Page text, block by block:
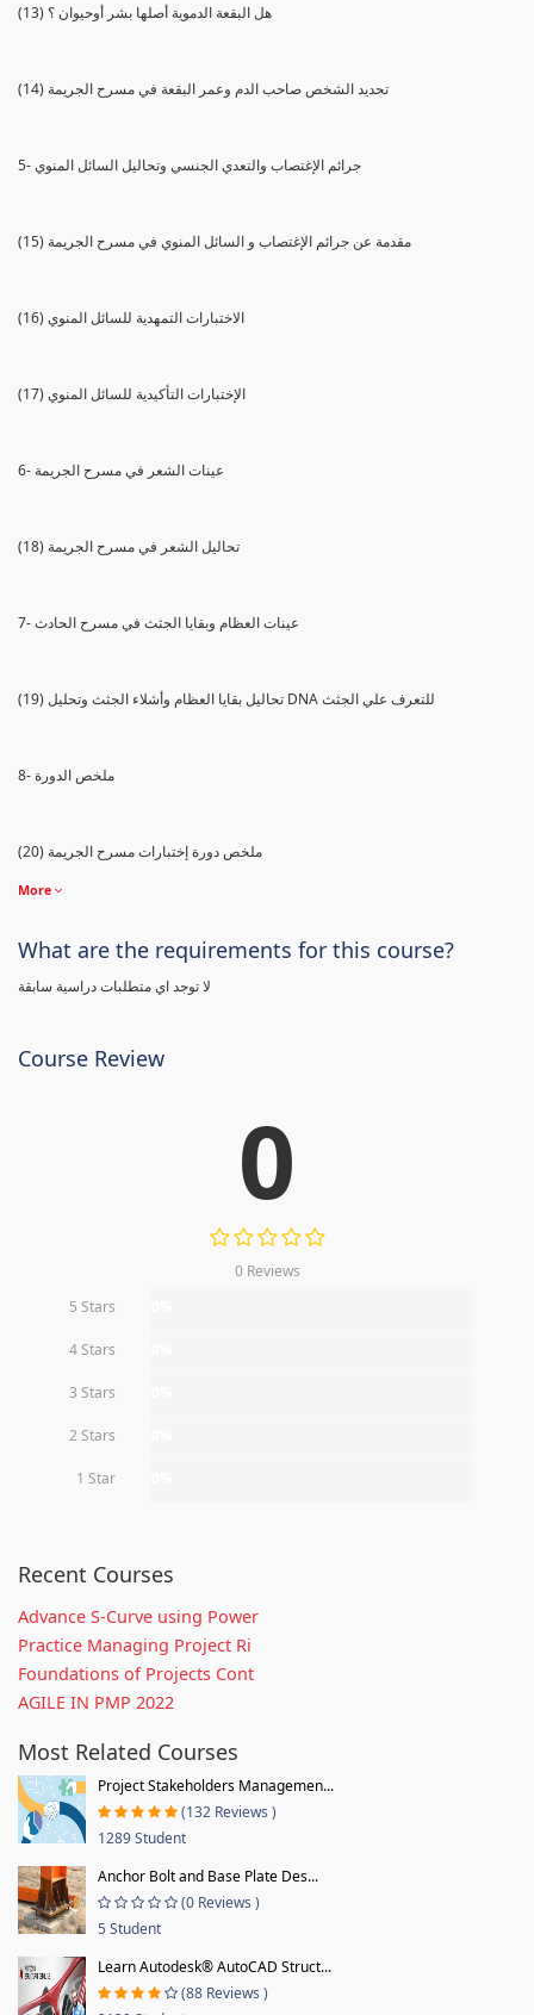
(13) هل البقعة الدموية أصلها بشر أوحيوان ؟
(14) تحديد الشخص صاحب الدم وعمر البقعة في مسرح الجريمة
5- جرائم الإغتصاب والتعدي الجنسي وتحاليل السائل المنوي
(15) مقدمة عن جرائم الإغتصاب و السائل المنوي في مسرح الجريمة
(16) الاختبارات التمهدية للسائل المنوي
(17) الإختبارات التأكيدية للسائل المنوي
6- عينات الشعر في مسرح الجريمة
(18) تحاليل الشعر في مسرح الجريمة
7- عينات العظام وبقايا الجثث في مسرح الحادث
(19) تحاليل بقايا العظام وأشلاء الجثث وتحليل DNA للتعرف علي الجثث
8- ملخص الدورة
(20) ملخص دورة إختبارات مسرح الجريمة
More
What are the requirements for this course?
لا توجد اي متطلبات دراسية سابقة
Course Review
0
0 Reviews
5 Stars
4 Stars
3 Stars
2 Stars
1 Star
Recent Courses
Advance S-Curve using Power
Practice Managing Project Ri
Foundations of Projects Cont
AGILE IN PMP 2022
Most Related Courses
Project Stakeholders Managemen...
(132 Reviews )
1289 Student
Anchor Bolt and Base Plate Des...
(0 Reviews )
5 Student
Learn Autodesk® AutoCAD Struct...
(88 Reviews )